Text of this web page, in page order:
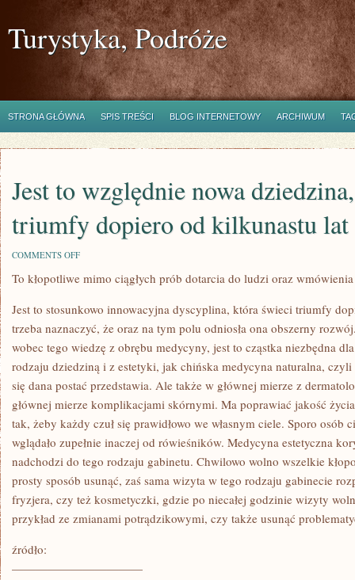
Turystyka, Podróże
STRONA GŁÓWNA SPIS TREŚCI BLOG INTERNETOWY ARCHIWUM
Jest to względnie nowa
triumfy dopiero od kilkunastu lat
COMMENTS OFFON
TO
WZGLĘDNIE
DZIEDZINA,
KTÓRA
ŚWIECI
TRIUMFY
DOPIERO
OD
KILKUNASTU
To kłopotliwe mimo ciągłych prób dotarcia do ludzi oraz
Jest to stosunkowo innowacyjna dyscyplina, która świeci triumfy
trzeba naznaczyć, że oraz na tym polu odniosła ona obszerny
wobec tego wiedzę z obrębu medycyny, jest to cząstka niezbędna
rodzaju dziedziną i z estetyki, jak chińska medycyna naturalna,
się dana postać przedstawia. Ale także w głównej mierze z
głównej mierze komplikacjami skórnymi. Ma poprawiać jakość
tak, żeby każdy czuł się prawidłowo we własnym ciele. Sporo osób
wglądało zupełnie inaczej od rówieśników. Medycyna estetyczna
nadchodzi do tego rodzaju gabinetu. Chwilowo wolno wszelkie
prosty sposób usunąć, zaś sama wizyta w tego rodzaju gabinecie
fryzjera, czy też kosmetyczki, gdzie po niecałej godzinie wizyty
przykład ze zmianami potrądzikowymi, czy także usunąć
źródło:
———————————